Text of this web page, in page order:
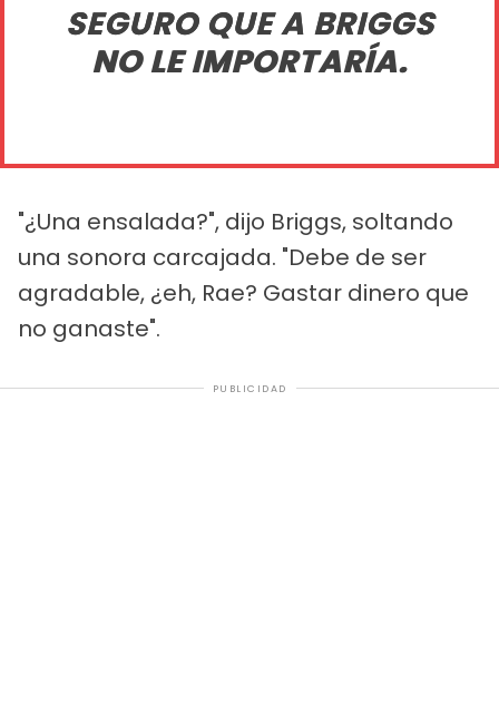
SEGURO QUE A BRIGGS
NO LE IMPORTARÍA.
"¿Una ensalada?", dijo Briggs, soltando
una sonora carcajada. "Debe de ser
agradable, ¿eh, Rae? Gastar dinero que
no ganaste".
PUBLICIDAD